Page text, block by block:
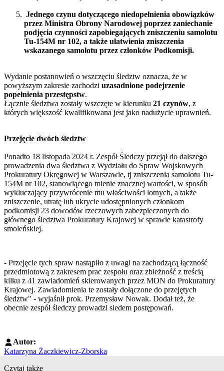
Jednego czynu dotyczącego niedopełnienia obowiązków
przez Ministra Obrony Narodowej poprzez zaniechanie
podjęcia czynności zapobiegających zniszczeniu samolotu
Tu-154M nr 102, a także ułatwienia zniszczenia
wskazanego samolotu przez członków Podkomisji.
Wydanie postanowień o wszczęciu śledztw oznacza, że w
powyższym zakresie zachodzi uzasadnione podejrzenie
popełnienia przestępstw.
Łącznie śledztwa zostały wszczęte w kierunku 21 czynów, z
których większość kwalifikowana jest jako nadużycie uprawnień.
Przejęcie dwóch śledztw
Ponadto 18 listopada 2024 r. Zespół Śledczy przejął do dalszego
prowadzenia dwa śledztwa z Wydziału do Spraw Wojskowych
Prokuratury Okręgowej w Warszawie, tj zniszczenia samolotu Tu-
154M nr 102, stanowiącego mienie znacznej wartości, w sposób
wykluczający przywrócenie mu właściwości lotnych, a także
zniszczenie, utratę lub ukrycie udostępnionych członkom
podkomisji 23 dowodów rzeczowych zabezpieczonych do
głównego śledztwa Prokuratury Krajowej w sprawie katastrofy
smoleńskiej.
- Przejęcie tych spraw nastąpiło z uwagi na zachodzącą łączność
przedmiotową z zakresem prac zespołu oraz zbieżność z treścią
kilku z 41 zawiadomień skierowanych przez MON do Prokuratury
Krajowej. Zawiadomienia te zostały dołączone do przejętych
śledztw" - wyjaśnił prok. Przemysław Nowak. Dodał też, że
obecnie zespół śledczy prowadzi siedem postępowań.
Autor:
Katarzyna Żaczkiewicz-Zborska
Czytaj także